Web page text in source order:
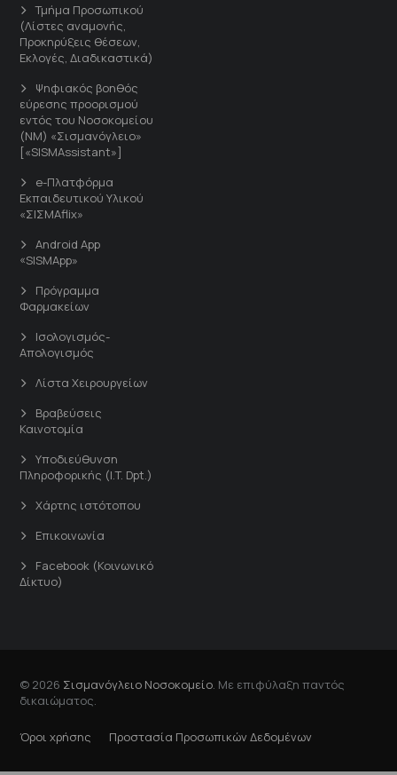
Τμήμα Προσωπικού
(Λίστες αναμονής,
Προκηρύξεις θέσεων,
Εκλογές, Διαδικαστικά)
Ψηφιακός βοηθός
εύρεσης προορισμού
εντός του Νοσοκομείου
(ΝΜ) «Σισμανόγλειο»
[«SISMAssistant»]
e-Πλατφόρμα
Εκπαιδευτικού Υλικού
«ΣΙΣΜΑflix»
Android App
«SISMApp»
Πρόγραμμα
Φαρμακείων
Ισολογισμός-
Απολογισμός
Λίστα Χειρουργείων
Βραβεύσεις
Καινοτομία
Υποδιεύθυνση
Πληροφορικής (I.T. Dpt.)
Χάρτης ιστότοπου
Επικοινωνία
Facebook (Κοινωνικό
Δίκτυο)
© 2026 Σισμανόγλειο Νοσοκομείο . Με επιφύλαξη παντός
δικαιώματος.
Όροι χρήσης Προστασία Προσωπικών Δεδομένων